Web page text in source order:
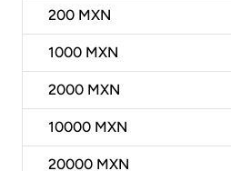
200 MXN
1000 MXN
2000 MXN
10000 MXN
20000 MXN